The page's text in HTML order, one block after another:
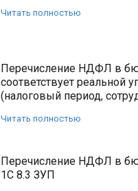
Читать полностью
Перечисление НДФЛ в
соответствует реальной
(налоговый период,
Читать полностью
Перечисление НДФЛ в
1С 8.3 ЗУП